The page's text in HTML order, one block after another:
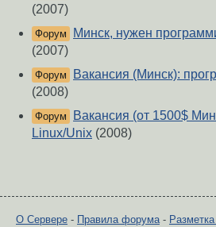
(2007)
Форум
Минск, нужен
(2007)
Форум
Вакансия (Минск):
(2008)
Форум
Вакансия (от 1500$
Linux/Unix (2008)
О Сервере - Правила форума-